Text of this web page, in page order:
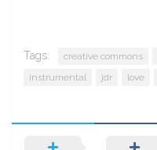
Tags: creative commons
instrumental
jdr love